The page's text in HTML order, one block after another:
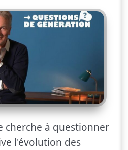
cherche à questionner
l'évolution des